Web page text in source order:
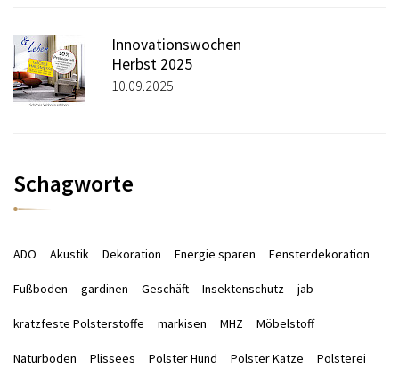
Innovationswochen
Herbst 2025
10.09.2025
Schagworte
ADO Akustik Dekoration Energie sparen Fensterdekoration
Fußboden gardinen Geschäft Insektenschutz jab
kratzfeste Polsterstoffe markisen MHZ Möbelstoff
Naturboden Plissees Polster Hund Polster Katze Polsterei